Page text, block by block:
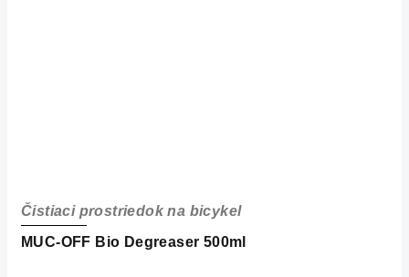
MUC-OFF Bio Degreaser 500ml
Čistiaci prostriedok na bicykel